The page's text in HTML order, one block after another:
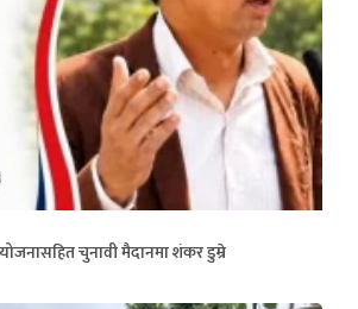
चुनावी मैदानमा शंकर डुम्रे